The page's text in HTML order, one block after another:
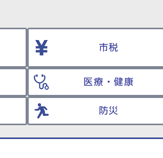
市税
医療・健康
防災